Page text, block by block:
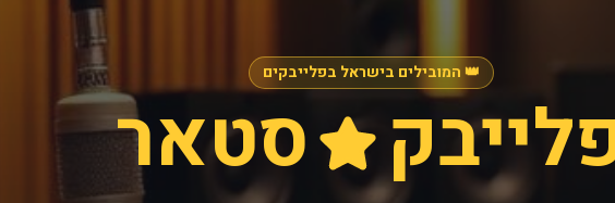
👑 המובילים בישראל בפלייבקים
סטאר